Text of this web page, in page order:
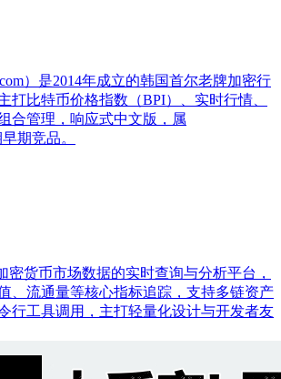
）是2014年成立的韩国首尔老牌加密行
打比特币价格指数（BPI）、实时行情、
合管理，响应式中文版，属
期竞品。
密货币市场数据的实时查询与分析平台，
、流通量等核心指标追踪，支持多链资产
行工具调用，主打轻量化设计与开发者友